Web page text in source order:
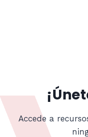
Accede a